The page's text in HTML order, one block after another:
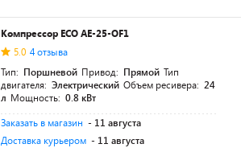
Компрессор ECO AE-25-OF1
5.0 4 отзыва
Тип: Поршневой Привод: Прямой Тип
двигателя: Электрический Объем ресивера: 24
л Мощность: 0.8 кВт
Заказать в магазин - 11 августа
Доставка курьером - 11 августа